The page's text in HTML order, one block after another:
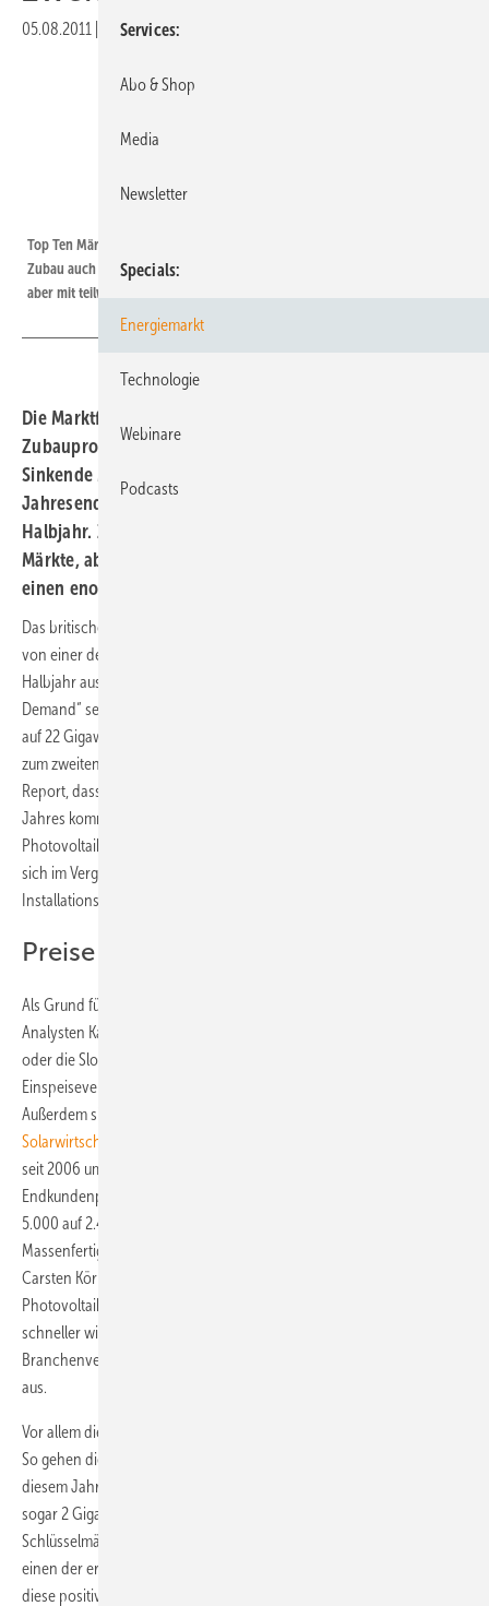
05.08.2011 Druckvorschau
Top Ten Märkte 2011 | Deutschland und Italien führen die Rangliste beim
Zubau auch in diesem Jahr an. Die Märkte in Asien und Amerika glänzen
aber mit teilweise erheblichem Wachstum.
Die Marktforscher von IMS Research haben die
Zubauprognose für dieses Jahr nach oben korrigiert.
Sinkende Modulpreise, neue Märkte und Degression zum
Jahresende sorgen für eine Marktbelebung im zweiten
Halbjahr. Zwar bleiben Deutschland und Italien stärkste
Märkte, aber vor allem China prophezeien die Analysten
einen enormen Zuwachs.
Das britische Marktforschungsunternehmen
von einer deutlichen Belebung des Photovoltaikmarktes im zweiten
Halbjahr aus. IMS korrigiert im dritten Quartalsbericht 2011 „Global PV
Demand“ seine Prognose für den weltweiten Zubau um ein Gigawatt
auf 22 Gigawatt nach oben. „Obwohl die Installationen vom ersten
zum zweiten Quartal nur um 13 Prozent stiegen, zeigt unser jüngster
Report, dass es zu einem riesigen Wachstum in der zweiten Hälfte des
Jahres kommen wird“, kommentiert Ash Sharma, Chefanalsyst für
Photovoltaik bei IMS Research. So erwarten die Marktforscher, dass
sich im Vergleich zum schwachen ersten Halbjahr dieses Jahres die
Installationszahlen zwischen Juli und Dezember verdoppeln.
Preise seit 2006 halbiert
Als Grund für die rapide Zunahme der Nachfrage nennen die
Analysten Kaufanreize auf den neuen Märkten wie Großbritannien
oder die Slowakei und die geplante Degression der
Einspeisevergütung in vielen Ländern zum Ende des Jahres.
Außerdem sinken die Modulpreise weiter. Der
Solarwirtschaft
seit 2006 um die Hälfte gefallen sind. Der durchschnittliche
Endkundenpreis pro Kilowatt Leistung sank in diesem Zeitraum von
5.000 auf 2.400 Euro. „Technologischer Fortschritt und
Massenfertigung machen Solarenergie zum Preisbrecher“, sagt
Carsten Körnig, Hauptgeschäftsführer des BSW-Solar. „Je stärker der
Photovoltaik-Weltmarkt in den nächsten Jahren wächst, desto
schneller wird Solarstrom wettbewerbsfähig.“ Bis 2020 gehen die
Branchenvertreter von einer Verdreifachung der Absatzzahlen bei
aus.
Vor allem die Märkte in Asien und Amerika sollen erheblich wachsen.
So gehen die Marktforscher davon aus, dass der Zubau in China in
diesem Jahr 1,3 Gigawatt beträgt. Im nächsten Jahr soll das Land
sogar 2 Gigawatt erreichen. Langfristig wird China einer der
Schlüsselmärkte in der Photovoltaik. Bis 2015 soll das Reich der Mitte
einen der ersten drei Plätze beim Zubau einnehmen. IMS begründet
diese positive Vorhersage unter anderem mit der Einführung einer
Services
Abo & Shop
Media
Newsletter
Specials
Energiemarkt
Technologie
Webinare
Podcasts